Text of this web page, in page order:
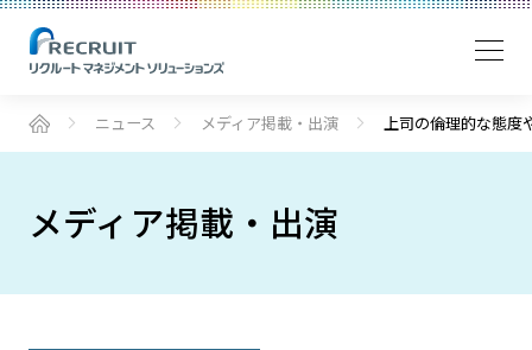
ニュース メディア掲載・出演 上司の倫理的な態度
メディア掲載・出演